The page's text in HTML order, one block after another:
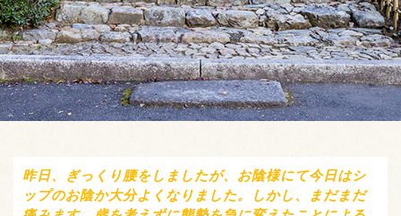
昨日、ぎっくり腰をしましたが、お陰様にて今日はシ
ップのお陰か大分よくなりました。しかし、まだまだ